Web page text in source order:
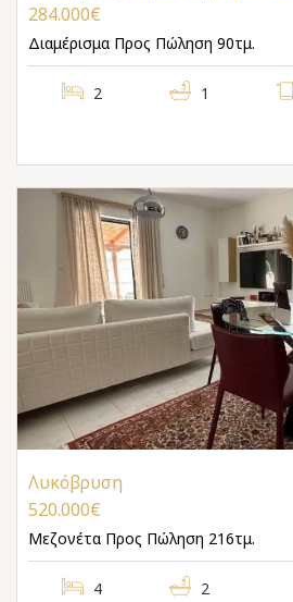
284.000€
Διαμέρισμα Προς Πώληση 90τμ.
2 1
Λυκόβρυση
520.000€
Μεζονέτα Προς Πώληση 216τμ.
4 2